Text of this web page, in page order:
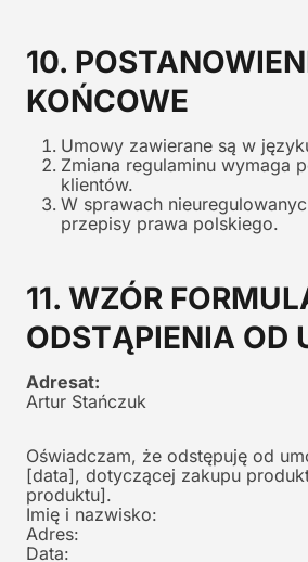
10.
KOŃCOWE
Umowy zawierane są w
Zmiana regulaminu wymaga
klientów.
W sprawach
przepisy prawa polskiego.
11. WZÓR
ODSTĄPIENIA OD
Adresat:
Artur Stańczuk
Oświadczam, że odstępuję od
[data], dotyczącej zakupu
produktu].
Imię i nazwisko:
Adres:
Data: